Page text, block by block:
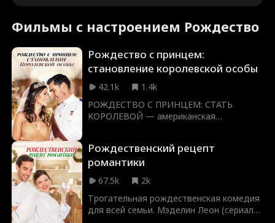
Фильмы с настроением Рождество
Рождество с принцем:
становление королевской особы
42.1k
1.4k
РОЖДЕСТВО С ПРИНЦЕМ: СТАТЬ
КОРОЛЕВОЙ — американская
Очень деревенское Рождество). В
главных ролях Ник Хаунслоу (Улов,
Хорошее поведение) и Кейтлин Либ
(Вспомнить всё, Взаперти).
Рождественский рецепт
романтики
67.5k
2k
Трогательная рождественская комедия
для всей семьи. Мэделин Леон (сериал